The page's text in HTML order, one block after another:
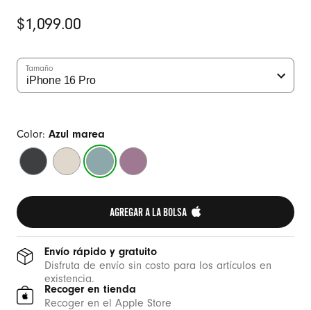
Precio
original
$1,099.00
Tamaño
Color: Azul marea
Negro
medianoche
Gris
piedra
Azul
marea
Morado
atardecer
AGREGAR A LA BOLSA
Envío rápido y gratuito
Disfruta de envío sin costo para los artículos en
existencia.
Recoger en tienda
Recoger en el Apple Store